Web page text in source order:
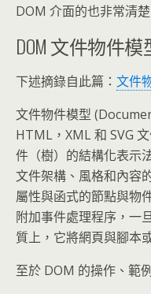
DOM 介面的也非常清
DOM 文件物件
下述摘錄自此篇： 文件
文件物件模型
HTML，XML 和 SVG
件（樹）的結構化表示
文件架構、風格和內容
屬性與函式的節點與物
附加事件處理程序，一
質上，它將網頁與腳本
至於 DOM 的操作、範